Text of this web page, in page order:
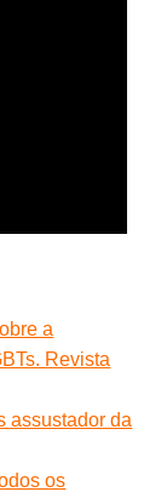
a
Revista
assustador da
os